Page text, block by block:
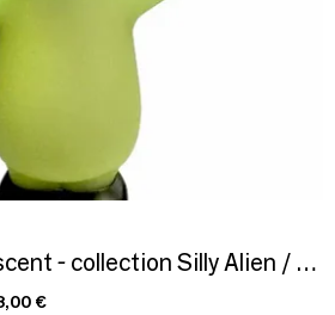
Alien rigolo fluorescent - collection Silly Alien / SANKYO TOYS
€